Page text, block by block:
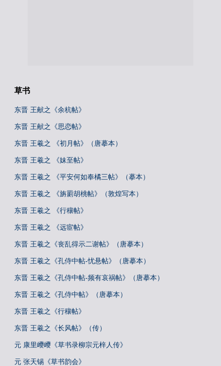
草书
东晋 王献之《余杭帖》
东晋 王献之《思恋帖》
东晋 王羲之 《初月帖》（唐摹本）
东晋 王羲之 《妹至帖》
东晋 王羲之 《平安何如奉橘三帖》（摹本）
东晋 王羲之 《旃罽胡桃帖》（敦煌写本）
东晋 王羲之 《行穰帖》
东晋 王羲之 《远宦帖》
东晋 王羲之《丧乱得示二谢帖》（唐摹本）
东晋 王羲之《孔侍中帖-忧悬帖》（唐摹本）
东晋 王羲之《孔侍中帖-频有哀祸帖》（唐摹本）
东晋 王羲之《孔侍中帖》（唐摹本）
东晋 王羲之《行穰帖》
东晋 王羲之《长风帖》（传）
元 康里巎巎《草书录柳宗元梓人传》
元 张天锡《草书韵会》